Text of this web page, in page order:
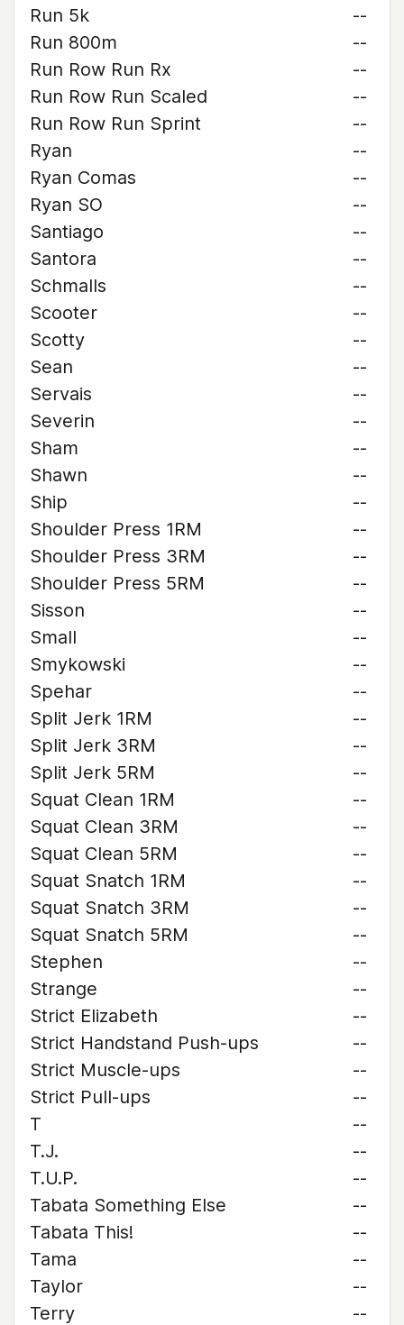
Run 5k
--
Run 800m
--
Run Row Run Rx
--
Run Row Run Scaled
--
Run Row Run Sprint
--
Ryan
--
Ryan Comas
--
Ryan SO
--
Santiago
--
Santora
--
Schmalls
--
Scooter
--
Scotty
--
Sean
--
Servais
--
Severin
--
Sham
--
Shawn
--
Ship
--
Shoulder Press 1RM
--
Shoulder Press 3RM
--
Shoulder Press 5RM
--
Sisson
--
Small
--
Smykowski
--
Spehar
--
Split Jerk 1RM
--
Split Jerk 3RM
--
Split Jerk 5RM
--
Squat Clean 1RM
--
Squat Clean 3RM
--
Squat Clean 5RM
--
Squat Snatch 1RM
--
Squat Snatch 3RM
--
Squat Snatch 5RM
--
Stephen
--
Strange
--
Strict Elizabeth
--
Strict Handstand Push-ups
--
Strict Muscle-ups
--
Strict Pull-ups
--
T
--
T.J.
--
T.U.P.
--
Tabata Something Else
--
Tabata This!
--
Tama
--
Taylor
--
Terry
--